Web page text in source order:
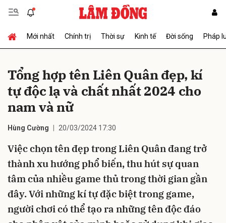
Mới nhất Chính trị Thời sự Kinh tế Đời sống Pháp
Tổng hợp tên Liên Quân đẹp, kí
tự độc lạ và chất nhất 2024 cho
nam và nữ
Hùng Cường 20/03/2024 17:30
Việc chọn tên đẹp trong Liên Quân đang trở
thành xu hướng phổ biến, thu hút sự quan
tâm của nhiều game thủ trong thời gian gần
đây. Với những kí tự đặc biệt trong game,
người chơi có thể tạo ra những tên độc đáo
Gửi bình luận
Hủy Gửi